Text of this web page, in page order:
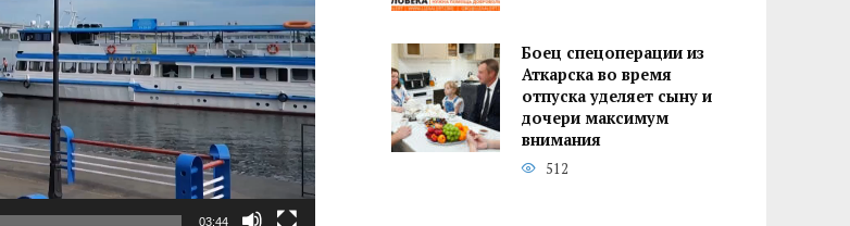
03:44
Боец спецоперации из
Аткарска во время
отпуска уделяет сыну и
дочери максимум
внимания
512